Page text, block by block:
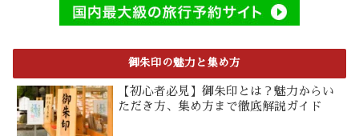
御朱印の魅力と集め方
【初心者必見】御朱印とは？魅力からい
ただき方、集め方まで徹底解説ガイド